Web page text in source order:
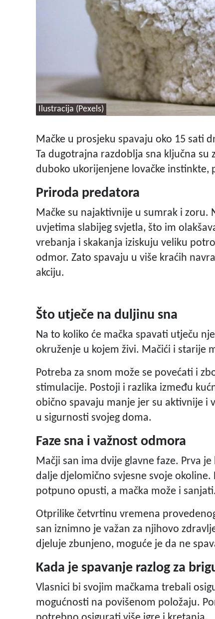
Ilustracija (Pexels)
Mačke u prosjeku spavaju oko 15 sati
Ta dugotrajna razdoblja sna ključna
duboko ukorijenjene lovačke instinkte,
Priroda predatora
Mačke su najaktivnije u sumrak i
uvjetima slabijeg svjetla, što im
vrebanja i skakanja iziskuju veliku
odmor. Zato spavaju u više kraćih
akciju.
Što utječe na duljinu sna
Na to koliko će mačka spavati utječu
okruženje u kojem živi. Mačići i starije
Potreba za snom može se povećati i
stimulacije. Postoji i razlika između
obično spavaju manje jer su aktivnije i
u sigurnosti svojeg doma.
Faze sna i važnost odmora
Mačji san ima dvije glavne faze. Prva
dalje djelomično svjesne svoje okoline.
potpuno opusti, a mačka može i sanjati.
Otprilike četvrtinu vremena
san iznimno je važan za njihovo
djeluje zbunjeno, moguće je da ne
Kada je spavanje razlog za
Vlasnici bi svojim mačkama trebali
mogućnosti na povišenom položaju.